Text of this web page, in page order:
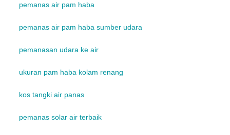
pemanas air pam haba
pemanas air pam haba sumber udara
pemanasan udara ke air
ukuran pam haba kolam renang
kos tangki air panas
pemanas solar air terbaik